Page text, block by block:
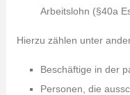
Arbeitslohn (§40a
Hierzu zählen unter
Beschäftige in der
Personen, die